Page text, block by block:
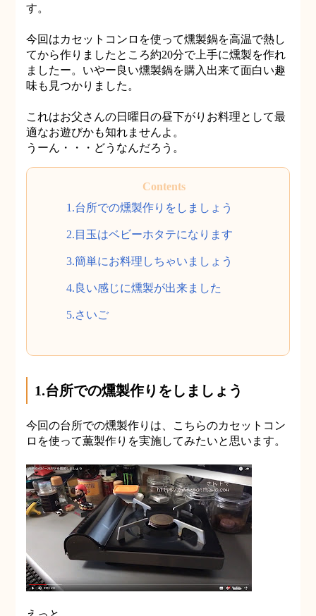
す。
今回はカセットコンロを使って燻製鍋を高温で熱し
てから作りましたところ約20分で上手に燻製を作れ
ましたー。いやー良い燻製鍋を購入出来て面白い趣
味も見つかりました。
これはお父さんの日曜日の昼下がりお料理として最
適なお遊びかも知れませんよ。
うーん・・・どうなんだろう。
1.台所での燻製作りをしましょう
2.目玉はベビーホタテになります
3.簡単にお料理しちゃいましょう
4.良い感じに燻製が出来ました
5.さいご
1.台所での燻製作りをしましょう
今回の台所での燻製作りは、こちらのカセットコン
ロを使って薫製作りを実施してみたいと思います。